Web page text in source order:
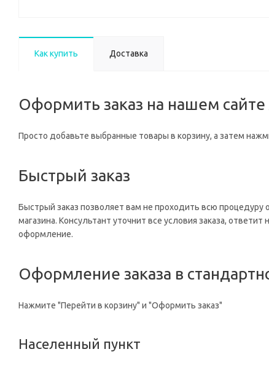
Как купить Доставка
Оформить заказ на нашем сайте
Просто добавьте выбранные товары в корзину, а затем
Быстрый заказ
Быстрый заказ позволяет вам не проходить всю
магазина. Консультант уточнит все условия заказа,
оформление.
Оформление заказа в
Нажмите "Перейти в корзину" и "Оформить заказ"
Населенный пункт